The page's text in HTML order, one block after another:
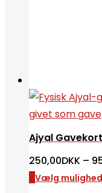
Ajyal
250,00DKK –
Vælg